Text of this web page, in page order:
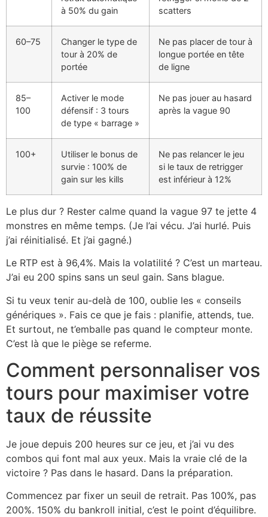
à 50% du gain
scatters
60–75
Changer le type de
tour à 20% de
portée
Ne pas placer de tour à
longue portée en tête
de ligne
85–
100
Activer le mode
défensif : 3 tours
de type « barrage »
Ne pas jouer au hasard
après la vague 90
100+
Utiliser le bonus de
survie : 100% de
gain sur les kills
Ne pas relancer le jeu
si le taux de retrigger
est inférieur à 12%
Le plus dur ? Rester calme quand la vague 97 te jette 4
monstres en même temps. (Je l’ai vécu. J’ai hurlé. Puis
j’ai réinitialisé. Et j’ai gagné.)
Le RTP est à 96,4%. Mais la volatilité ? C’est un marteau.
J’ai eu 200 spins sans un seul gain. Sans blague.
Si tu veux tenir au-delà de 100, oublie les « conseils
génériques ». Fais ce que je fais : planifie, attends, tue.
Et surtout, ne t’emballe pas quand le compteur monte.
C’est là que le piège se referme.
Comment personnaliser vos
tours pour maximiser votre
taux de réussite
Je joue depuis 200 heures sur ce jeu, et j’ai vu des
combos qui font mal aux yeux. Mais la vraie clé de la
victoire ? Pas dans le hasard. Dans la préparation.
Commencez par fixer un seuil de retrait. Pas 100%, pas
200%. 150% du bankroll initial, c’est le point d’équilibre.